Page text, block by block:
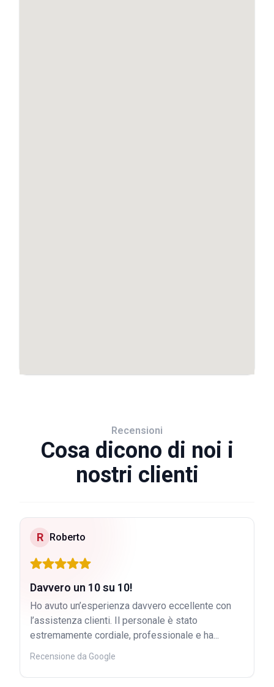
Recensioni
Cosa dicono di noi i
nostri clienti
R Roberto
Davvero un 10 su 10!
Ho avuto un’esperienza davvero eccellente con
l’assistenza clienti. Il personale è stato
estremamente cordiale, professionale e ha...
Recensione da Google